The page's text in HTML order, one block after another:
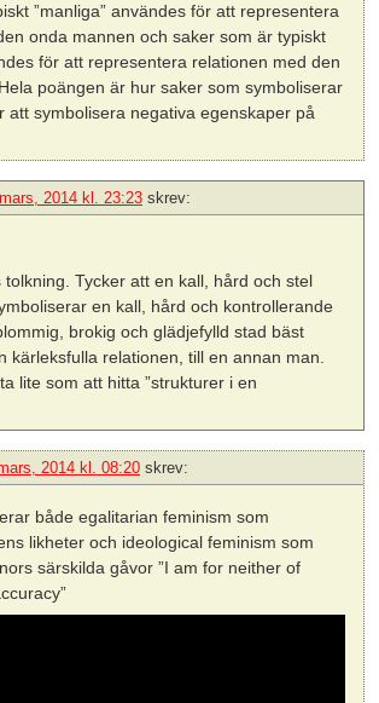
”manliga” användes för att representera
onda mannen och saker som är typiskt
för att representera relationen med den
poängen är hur saker som symboliserar
att symbolisera negativa egenskaper på
2014 kl. 23:23 skrev:
tolkning. Tycker att en kall, hård och stel
en kall, hård och kontrollerande
brokig och glädjefylld stad bäst
kärleksfulla relationen, till en annan man.
lite som att hitta ”strukturer i en
2014 kl. 08:20 skrev:
både egalitarian feminism som
likheter och ideological feminism som
särskilda gåvor ”I am for neither of